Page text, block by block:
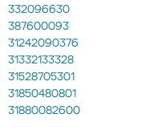
332096630
387600093
31242090376
31332133328
31528705301
31850480801
31880082600